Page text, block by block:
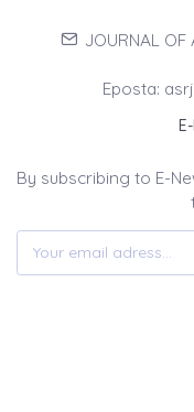
JOURNAL OF
Eposta:
By subscribing to E-